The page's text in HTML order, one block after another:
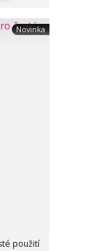
Novinka
použití